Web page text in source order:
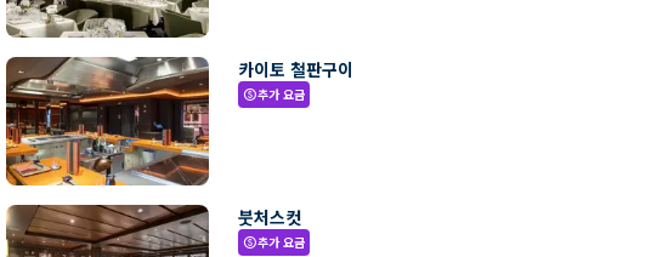
카이토 철판구이
paid추가 요금
붓처스컷
paid추가 요금